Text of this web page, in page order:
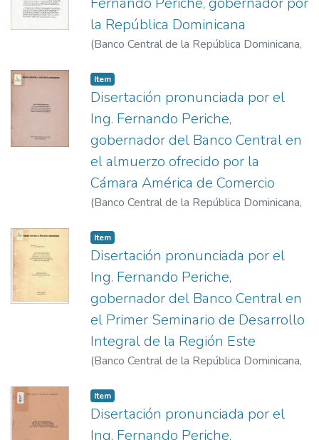
la República Dominicana
(Banco Central de la República Dominicana,
Item
Disertación pronunciada por el
Ing. Fernando Periche,
gobernador del Banco Central en
el almuerzo ofrecido por la
Cámara América de Comercio
(Banco Central de la República Dominicana,
Item
Disertación pronunciada por el
Ing. Fernando Periche,
gobernador del Banco Central en
el Primer Seminario de Desarrollo
Integral de la Región Este
(Banco Central de la República Dominicana,
Item
Disertación pronunciada por el
Ing. Fernando Periche,